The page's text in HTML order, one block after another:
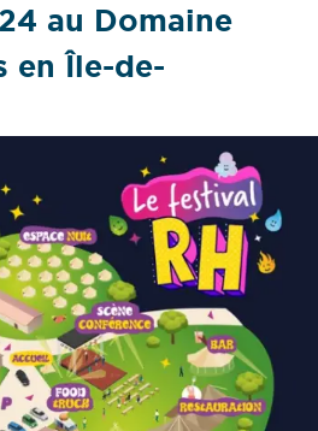
au Domaine
en Île-de-